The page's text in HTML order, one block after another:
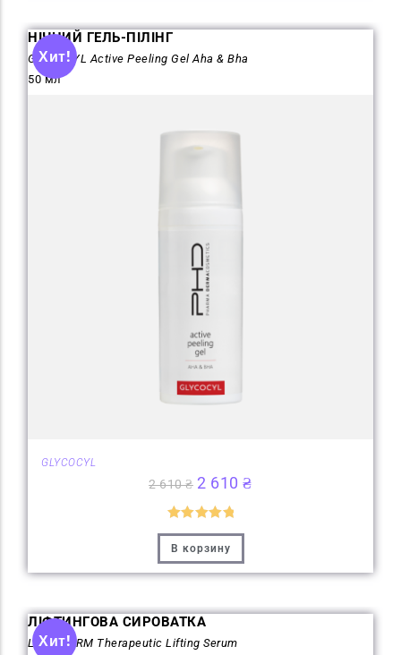
Хит!
НІЧНИЙ ГЕЛЬ-ПІЛІНГ
GLYCOCYL Active Peeling Gel Aha & Bha
50 мл
GLYCOCYL
2 610₴ 2 610₴
Оценка5
из 5
В корзину
Хит!
ЛІФТИНГОВА СИРОВАТКА
LIFT'N FIRM Therapeutic Lifting Serum